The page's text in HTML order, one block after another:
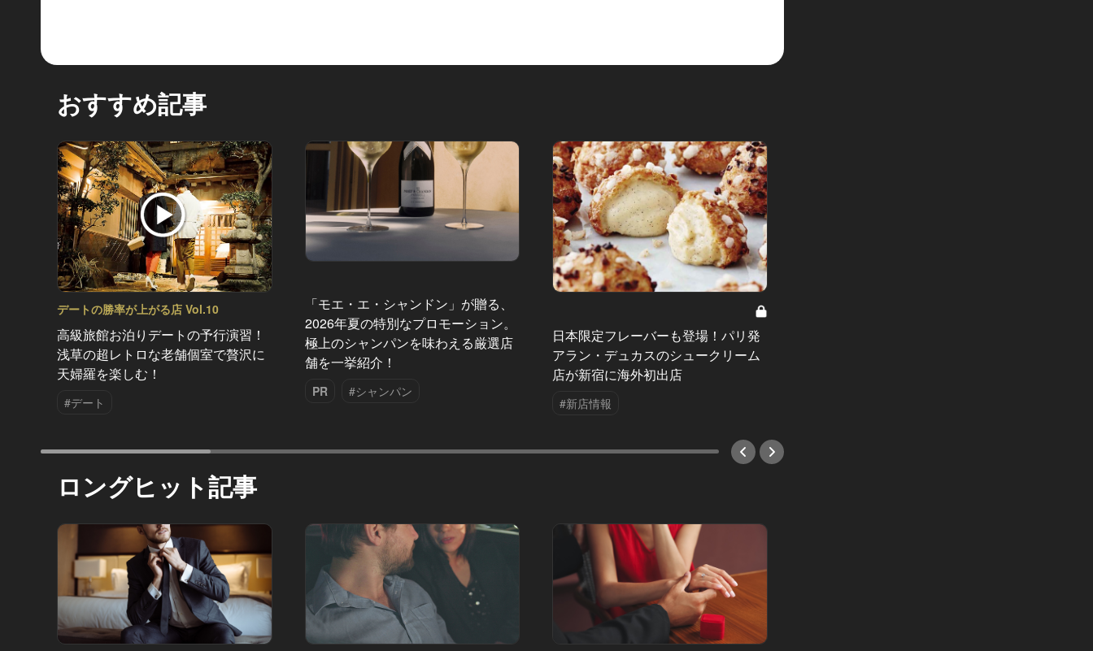
おすすめ記事
デートの勝率が上がる店 Vol.10
高級旅館お泊りデートの予行演習！
浅草の超レトロな老舗個室で贅沢に
天婦羅を楽しむ！
#デート
「モエ・エ・シャンドン」が贈る、
2026年夏の特別なプロモーション。
極上のシャンパンを味わえる厳選店
舗を一挙紹介！
PR #シャンパン
日本限定フレーバーも登場！パリ発
アラン・デュカスのシュークリーム
店が新宿に海外初出店
#新店情報
ロングヒット記事